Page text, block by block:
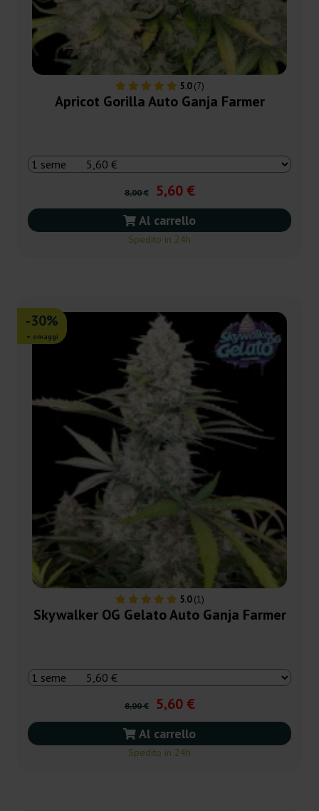
5.0(7)
Apricot Gorilla Auto Ganja Farmer
8,00 € 5,60 €
Al carrello
Spedito in 24h
5.0(1)
-30%
+ omaggi
Skywalker OG Gelato Auto Ganja Farmer
8,00 € 5,60 €
Al carrello
Spedito in 24h